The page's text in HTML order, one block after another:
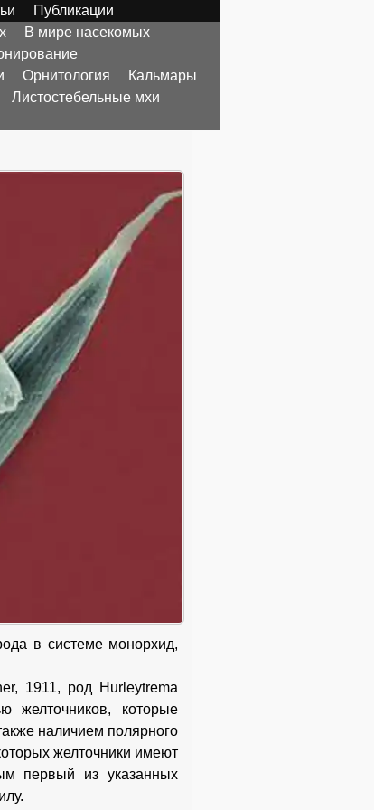
Публикации
В мире насекомых
Орнитология
Кальмары
Листостебельные мхи
в системе монорхид,
1911, род Hurleytrema
желточников, которые
наличием полярного
желточники имеют
первый из указанных